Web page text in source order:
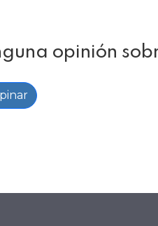
opinión